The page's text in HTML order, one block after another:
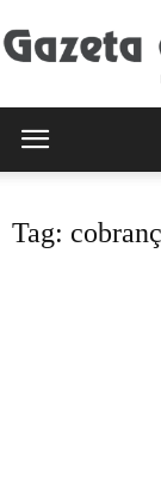
Tag: